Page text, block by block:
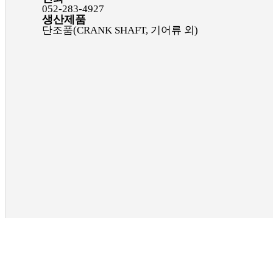
052-283-4927
생산제품
단조품(CRANK SHAFT, 기어류 외)